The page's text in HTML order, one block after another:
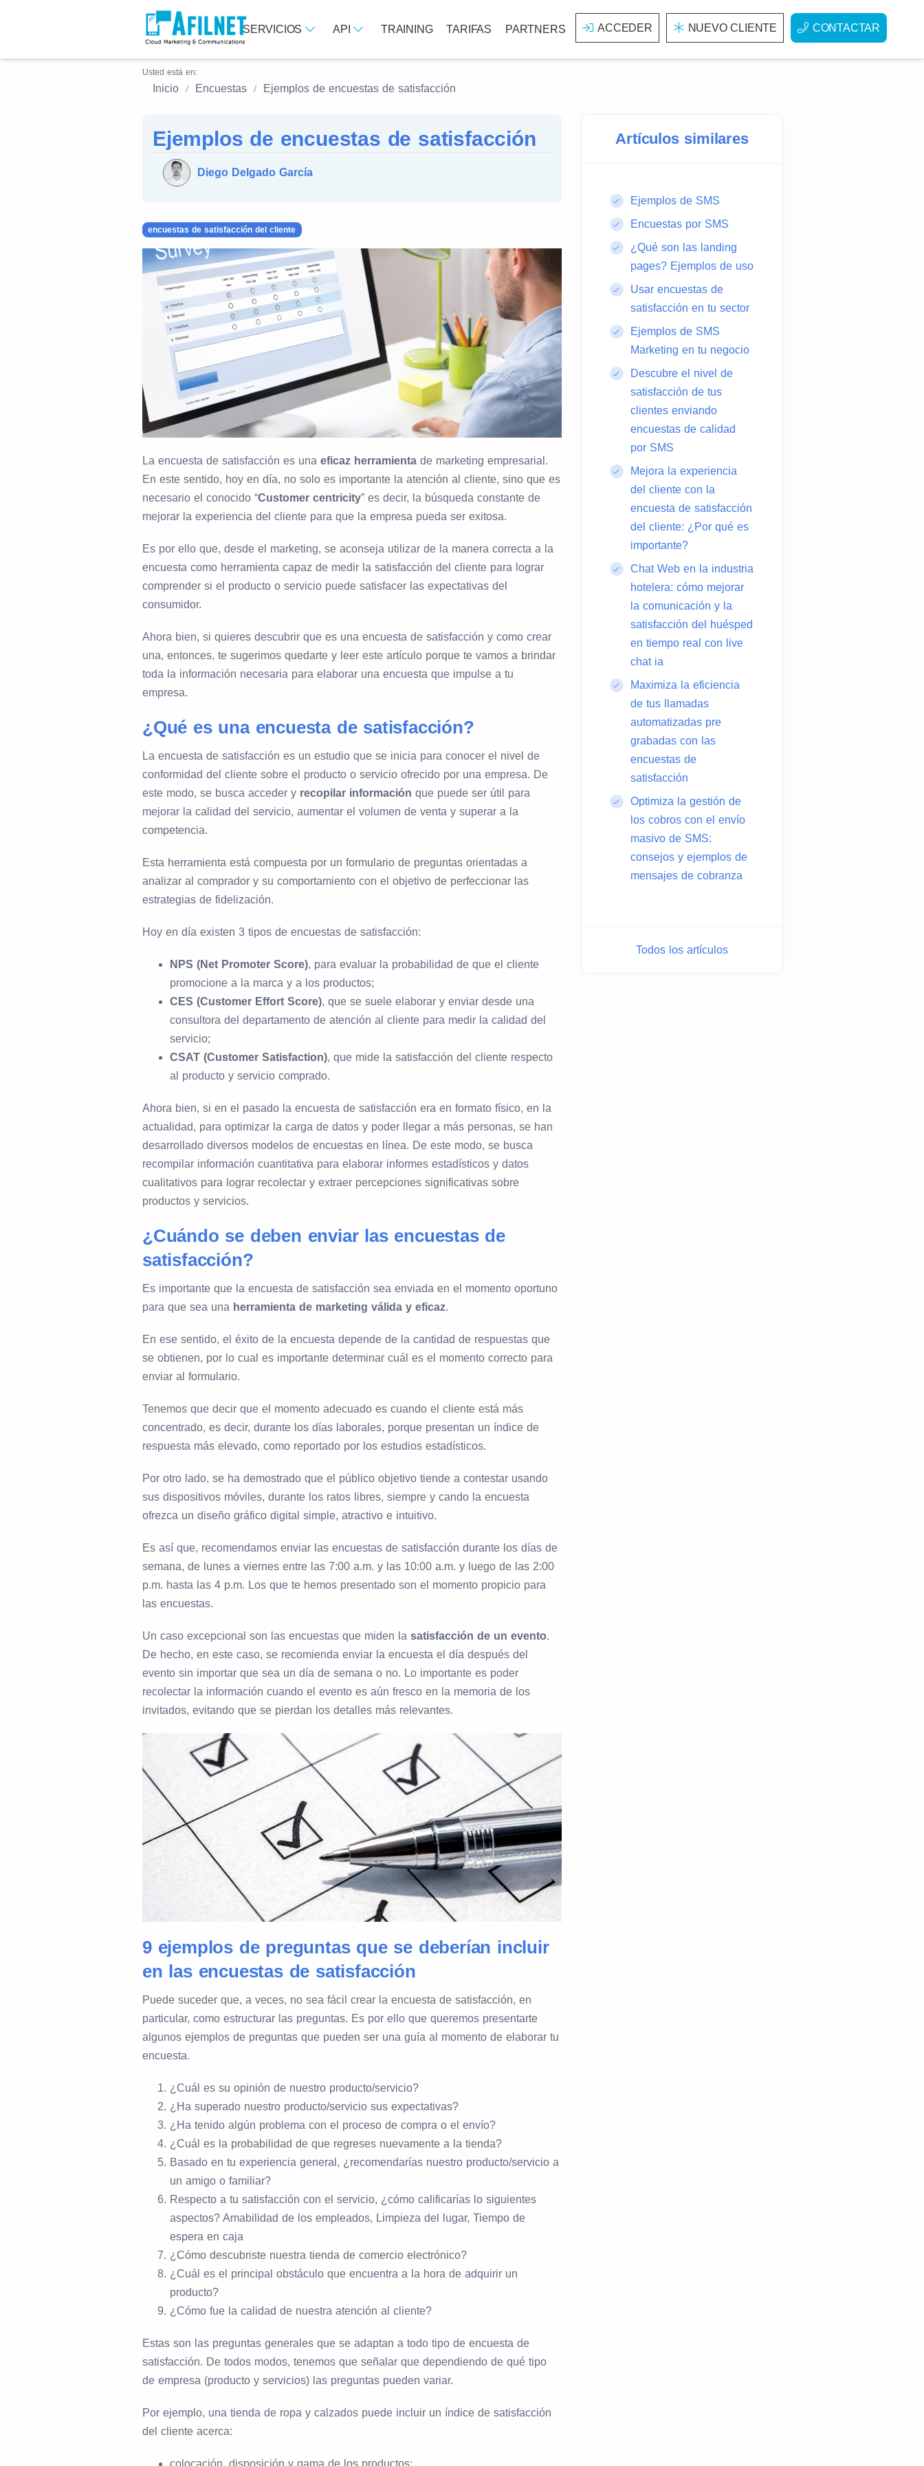
SERVICIOS API TRAINING TARIFAS PARTNERS ACCEDER NUEVO CLIENTE CONTACTAR
Usted está en:
Inicio Encuestas Ejemplos de encuestas de satisfacción
Ejemplos de encuestas de satisfacción
Diego Delgado García
encuestas de satisfacción del cliente
La encuesta de satisfacción es una eficaz herramienta de marketing empresarial.
En este sentido, hoy en día, no solo es importante la atención al cliente, sino que es
necesario el conocido “Customer centricity” es decir, la búsqueda constante de
mejorar la experiencia del cliente para que la empresa pueda ser exitosa.
Es por ello que, desde el marketing, se aconseja utilizar de la manera correcta a la
encuesta como herramienta capaz de medir la satisfacción del cliente para lograr
comprender si el producto o servicio puede satisfacer las expectativas del
consumidor.
Ahora bien, si quieres descubrir que es una encuesta de satisfacción y como crear
una, entonces, te sugerimos quedarte y leer este artículo porque te vamos a brindar
toda la información necesaria para elaborar una encuesta que impulse a tu
empresa.
¿Qué es una encuesta de satisfacción?
La encuesta de satisfacción es un estudio que se inicia para conocer el nivel de
conformidad del cliente sobre el producto o servicio ofrecido por una empresa. De
este modo, se busca acceder y recopilar información que puede ser útil para
mejorar la calidad del servicio, aumentar el volumen de venta y superar a la
competencia.
Esta herramienta está compuesta por un formulario de preguntas orientadas a
analizar al comprador y su comportamiento con el objetivo de perfeccionar las
estrategias de fidelización.
Hoy en día existen 3 tipos de encuestas de satisfacción:
NPS (Net Promoter Score), para evaluar la probabilidad de que el cliente
promocione a la marca y a los productos;
CES (Customer Effort Score), que se suele elaborar y enviar desde una
consultora del departamento de atención al cliente para medir la calidad del
servicio;
CSAT (Customer Satisfaction), que mide la satisfacción del cliente respecto
al producto y servicio comprado.
Ahora bien, si en el pasado la encuesta de satisfacción era en formato físico, en la
actualidad, para optimizar la carga de datos y poder llegar a más personas, se han
desarrollado diversos modelos de encuestas en línea. De este modo, se busca
recompilar información cuantitativa para elaborar informes estadísticos y datos
cualitativos para lograr recolectar y extraer percepciones significativas sobre
productos y servicios.
¿Cuándo se deben enviar las encuestas de
satisfacción?
Es importante que la encuesta de satisfacción sea enviada en el momento oportuno
para que sea una herramienta de marketing válida y eficaz.
En ese sentido, el éxito de la encuesta depende de la cantidad de respuestas que
se obtienen, por lo cual es importante determinar cuál es el momento correcto para
enviar al formulario.
Tenemos que decir que el momento adecuado es cuando el cliente está más
concentrado, es decir, durante los días laborales, porque presentan un índice de
respuesta más elevado, como reportado por los estudios estadísticos.
Por otro lado, se ha demostrado que el público objetivo tiende a contestar usando
sus dispositivos móviles, durante los ratos libres, siempre y cando la encuesta
ofrezca un diseño gráfico digital simple, atractivo e intuitivo.
Es así que, recomendamos enviar las encuestas de satisfacción durante los días de
semana, de lunes a viernes entre las 7:00 a.m. y las 10:00 a.m. y luego de las 2:00
p.m. hasta las 4 p.m. Los que te hemos presentado son el momento propicio para
las encuestas.
Un caso excepcional son las encuestas que miden la satisfacción de un evento.
De hecho, en este caso, se recomienda enviar la encuesta el día después del
evento sin importar que sea un día de semana o no. Lo importante es poder
recolectar la información cuando el evento es aún fresco en la memoria de los
invitados, evitando que se pierdan los detalles más relevantes.
9 ejemplos de preguntas que se deberían incluir
en las encuestas de satisfacción
Puede suceder que, a veces, no sea fácil crear la encuesta de satisfacción, en
particular, como estructurar las preguntas. Es por ello que queremos presentarte
algunos ejemplos de preguntas que pueden ser una guía al momento de elaborar tu
encuesta.
¿Cuál es su opinión de nuestro producto/servicio?
¿Ha superado nuestro producto/servicio sus expectativas?
¿Ha tenido algún problema con el proceso de compra o el envío?
¿Cuál es la probabilidad de que regreses nuevamente a la tienda?
Basado en tu experiencia general, ¿recomendarías nuestro producto/servicio a
un amigo o familiar?
Respecto a tu satisfacción con el servicio, ¿cómo calificarías lo siguientes
aspectos? Amabilidad de los empleados, Limpieza del lugar, Tiempo de
espera en caja
¿Cómo descubriste nuestra tienda de comercio electrónico?
¿Cuál es el principal obstáculo que encuentra a la hora de adquirir un
producto?
¿Cómo fue la calidad de nuestra atención al cliente?
Estas son las preguntas generales que se adaptan a todo tipo de encuesta de
satisfacción. De todos modos, tenemos que señalar que dependiendo de qué tipo
de empresa (producto y servicios) las preguntas pueden variar.
Por ejemplo, una tienda de ropa y calzados puede incluir un índice de satisfacción
del cliente acerca:
Artículos similares
Ejemplos de SMS
Encuestas por SMS
¿Qué son las landing
pages? Ejemplos de uso
Usar encuestas de
satisfacción en tu sector
Ejemplos de SMS
Marketing en tu negocio
Descubre el nivel de
satisfacción de tus
clientes enviando
encuestas de calidad
por SMS
Mejora la experiencia
del cliente con la
encuesta de satisfacción
del cliente: ¿Por qué es
importante?
Chat Web en la industria
hotelera: cómo mejorar
la comunicación y la
satisfacción del huésped
en tiempo real con live
chat ia
Maximiza la eficiencia
de tus llamadas
automatizadas pre
grabadas con las
encuestas de
satisfacción
Optimiza la gestión de
los cobros con el envío
masivo de SMS:
consejos y ejemplos de
mensajes de cobranza
Todos los artículos